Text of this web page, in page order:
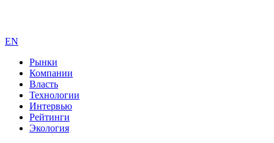
EN
Рынки
Компании
Власть
Технологии
Интервью
Рейтинги
Экология